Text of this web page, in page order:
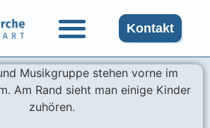
Kontakt